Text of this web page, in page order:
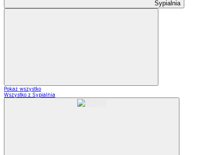
Sypialnia
Pokaż wszystko
Wszystko z Sypialnia